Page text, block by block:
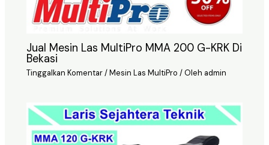
Jual Mesin Las MultiPro MMA 200 G-KRK Di
Bekasi
Tinggalkan Komentar/Mesin Las MultiPro / Oleh admin